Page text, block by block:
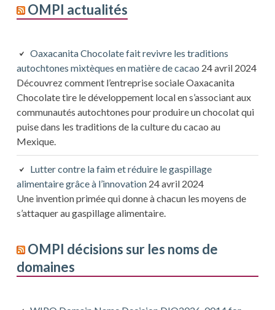
OMPI actualités
Oaxacanita Chocolate fait revivre les traditions
autochtones mixtèques en matière de cacao 24 avril 2024
Découvrez comment l’entreprise sociale Oaxacanita
Chocolate tire le développement local en s’associant aux
communautés autochtones pour produire un chocolat qui
puise dans les traditions de la culture du cacao au
Mexique.
Lutter contre la faim et réduire le gaspillage
alimentaire grâce à l’innovation 24 avril 2024
Une invention primée qui donne à chacun les moyens de
s’attaquer au gaspillage alimentaire.
OMPI décisions sur les noms de
domaines